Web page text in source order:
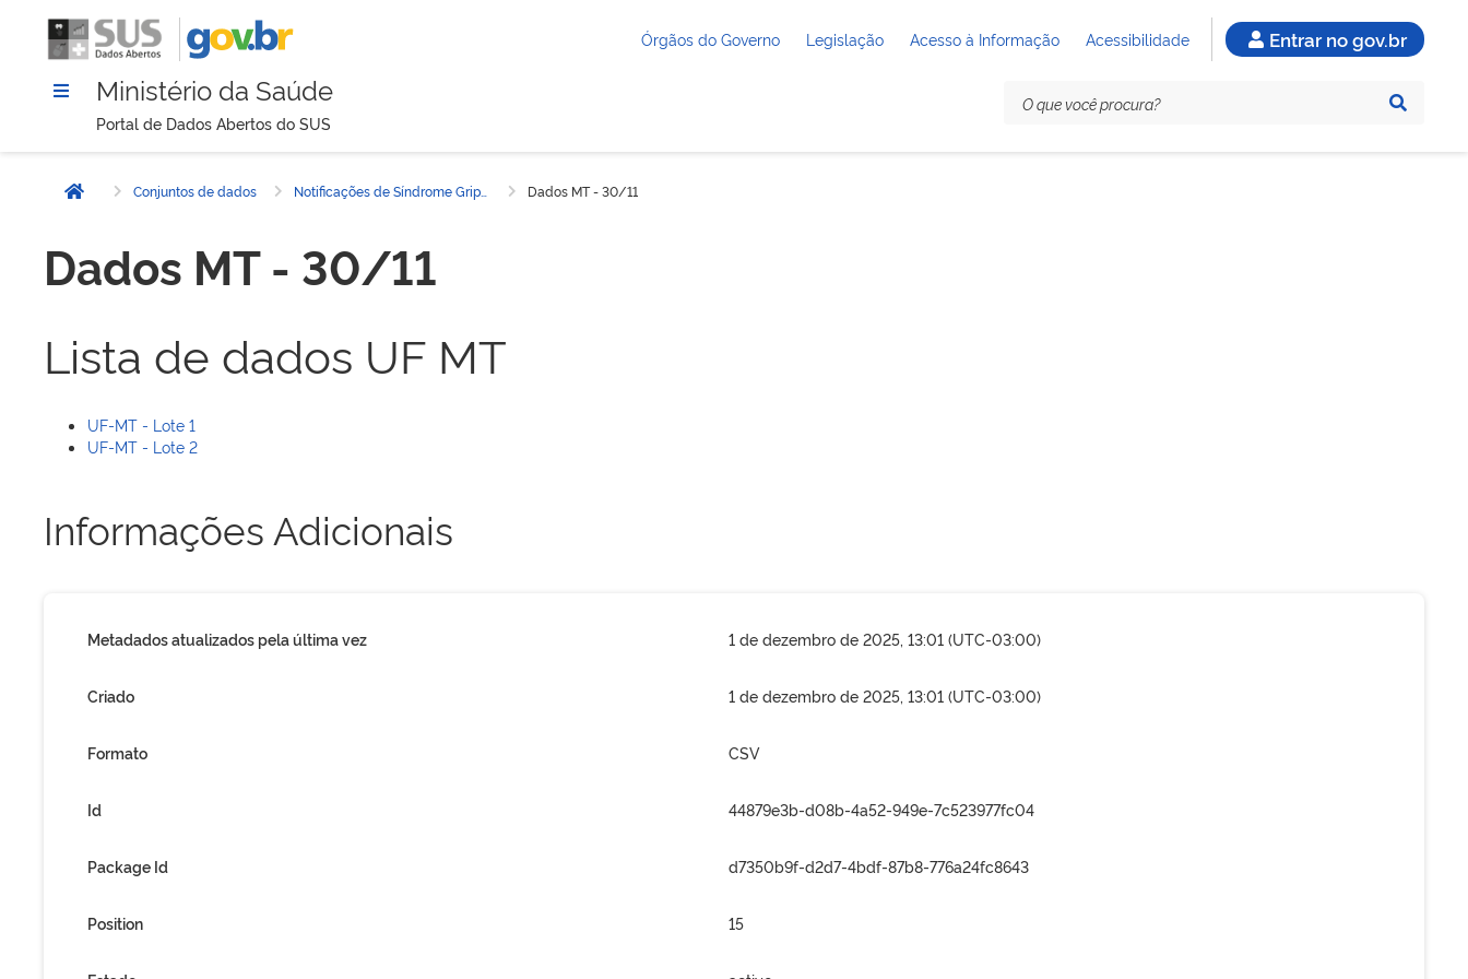
Órgãos do Governo Legislação Acesso à Informação Acessibilidade Entrar no gov.br
Ministério da Saúde
Portal de Dados Abertos do SUS
Página inicialConjuntos de dados Dados MT - 30/11
Dados MT - 30/11
Lista de dados UF MT
UF-MT - Lote 1
UF-MT - Lote 2
Informações Adicionais
Metadados atualizados pela última vez 1 de dezembro de 2025, 13:01 (UTC-03:00)
Criado 1 de dezembro de 2025, 13:01 (UTC-03:00)
Formato CSV
Id 44879e3b-d08b-4a52-949e-7c523977fc04
Package Id d7350b9f-d2d7-4bdf-87b8-776a24fc8643
Position 15